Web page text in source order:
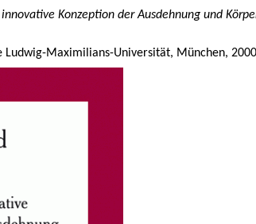
Konzeption der Ausdehnung und
Maximilians-Universität, München,